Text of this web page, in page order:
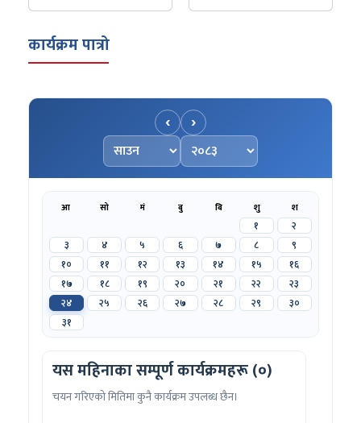
कार्यक्रम पात्रो
‹
महिना चयन गर्नुहोस्
वर्ष चयन गर्नुहोस्
›
आ सो मं बु बि शु श
१
२
३
४ ५ ६ ७ ८
९
१०
११ १२ १३ १४ १५
१६
१७
१८ १९ २० २१ २२
२३
२४
२५ २६ २७ २८ २९
३०
३१
यस महिनाका सम्पूर्ण कार्यक्रमहरू (०)
चयन गरिएको मितिमा कुनै कार्यक्रम उपलब्ध छैन।